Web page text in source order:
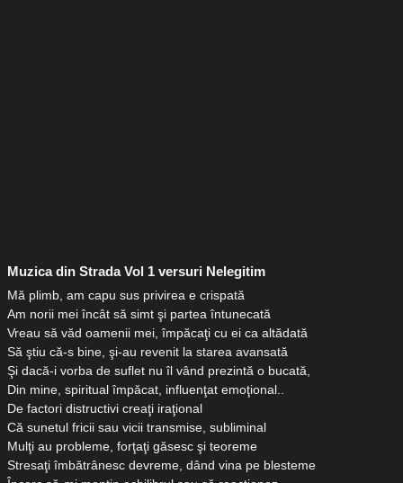
Muzica din Strada Vol 1 versuri Nelegitim
Mă plimb, am capu sus privirea e crispată
Am norii mei încât să simt şi partea întunecată
Vreau să văd oamenii mei, împăcaţi cu ei ca altădată
Să ştiu că-s bine, şi-au revenit la starea avansată
Şi dacă-i vorba de suflet nu îl vând prezintă o bucată,
Din mine, spiritual împăcat, influenţat emoţional..
De factori distructivi creaţi iraţional
Că sunetul fricii sau vicii transmise, subliminal
Mulţi au probleme, forţaţi găsesc şi teoreme
Stresaţi îmbătrânesc devreme, dând vina pe blesteme